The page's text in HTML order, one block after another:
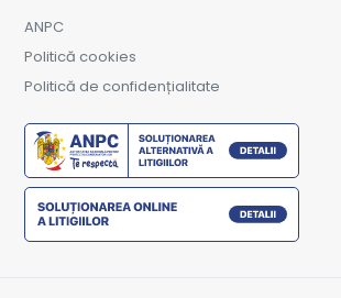
ANPC
Politică cookies
Politică de confidențialitate